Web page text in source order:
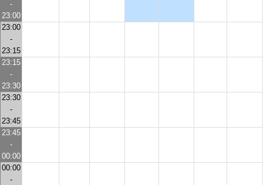
-
23:00
23:00
-
23:15
23:15
-
23:30
23:30
-
23:45
23:45
-
00:00
00:00
-